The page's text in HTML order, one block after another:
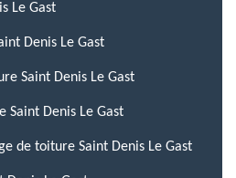
Le Gast
Denis Le Gast
Saint Denis Le Gast
Saint Denis Le Gast
de toiture Saint Denis Le Gast